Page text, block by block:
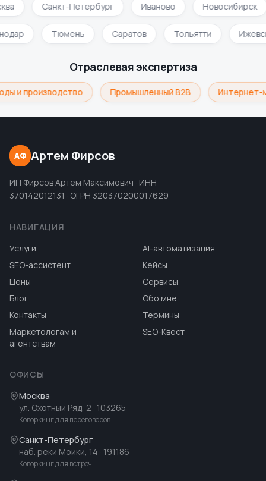
Санкт-Петербург Иваново Новосибирск
Тюмень Саратов Тольятти
Отраслевая экспертиза
и производство Промышленный B2B Интернет-
АФ Артем Фирсов
ИП Фирсов Артем Максимович · ИНН
370142012131 · ОГРН 320370200017629
НАВИГАЦИЯ
Услуги
AI-автоматизация
SEO-ассистент
Кейсы
Цены
Сервисы
Блог
Обо мне
Контакты
Термины
Маркетологам и
агентствам
SEO-Квест
ОФИСЫ
Москва
ул. Охотный Ряд, 2 · 103265
Коворкинг для переговоров
Санкт-Петербург
наб. реки Мойки, 14 · 191186
Коворкинг для встреч